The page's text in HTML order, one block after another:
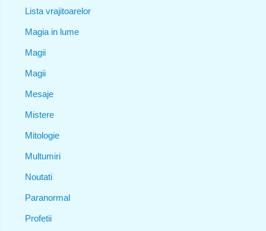
Lista vrajitoarelor
Magia in lume
Magii
Magii
Mesaje
Mistere
Mitologie
Multumiri
Noutati
Paranormal
Profetii